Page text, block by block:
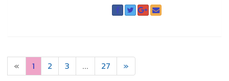
« 1 2 3 ... 27 »